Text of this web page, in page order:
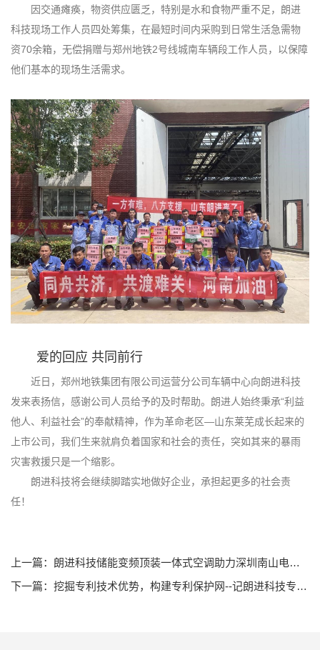
因交通瘫痪，物资供应匮乏，特别是水和食物严重不足，朗进
科技现场工作人员四处筹集，在最短时间内采购到日常生活急需物
资70余箱，无偿捐赠与郑州地铁2号线城南车辆段工作人员，以保障
他们基本的现场生活需求。
爱的回应 共同前行
近日，郑州地铁集团有限公司运营分公司车辆中心向朗进科技
发来表扬信，感谢公司人员给予的及时帮助。朗进人始终秉承“利益
他人、利益社会”的奉献精神，作为革命老区—山东莱芜成长起来的
上市公司，我们生来就肩负着国家和社会的责任，突如其来的暴雨
灾害救援只是一个缩影。
朗进科技将会继续脚踏实地做好企业，承担起更多的社会责
任！
上一篇：朗进科技储能变频顶装一体式空调助力深圳南山电厂9E级黑启动
下一篇：挖掘专利技术优势，构建专利保护网--记朗进科技专利挖掘专题培训